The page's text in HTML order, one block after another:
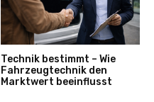
Technik bestimmt – Wie
Fahrzeugtechnik den
Marktwert beeinflusst